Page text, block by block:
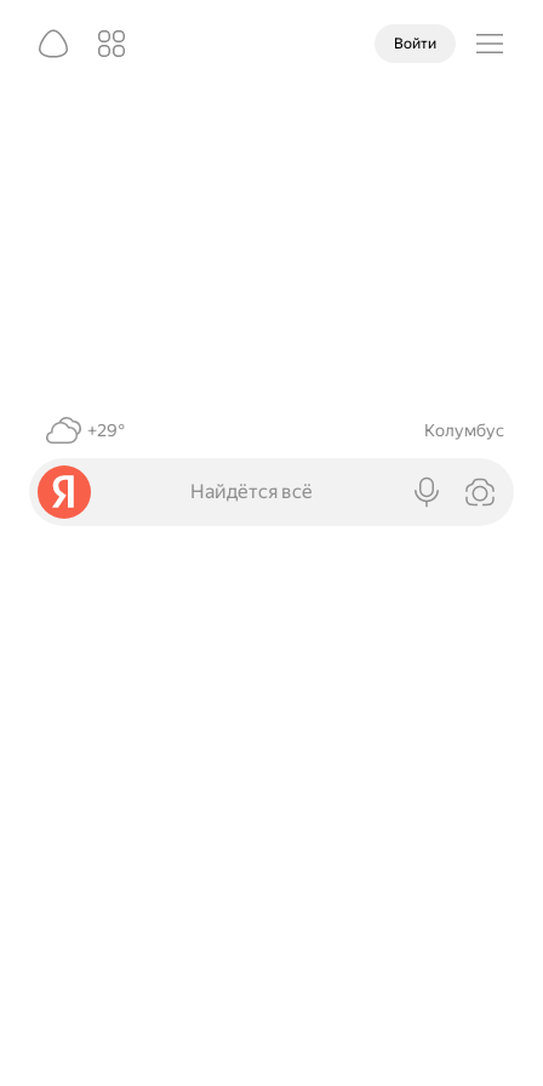
Войти
+29° Колумбус
Найдётся всё